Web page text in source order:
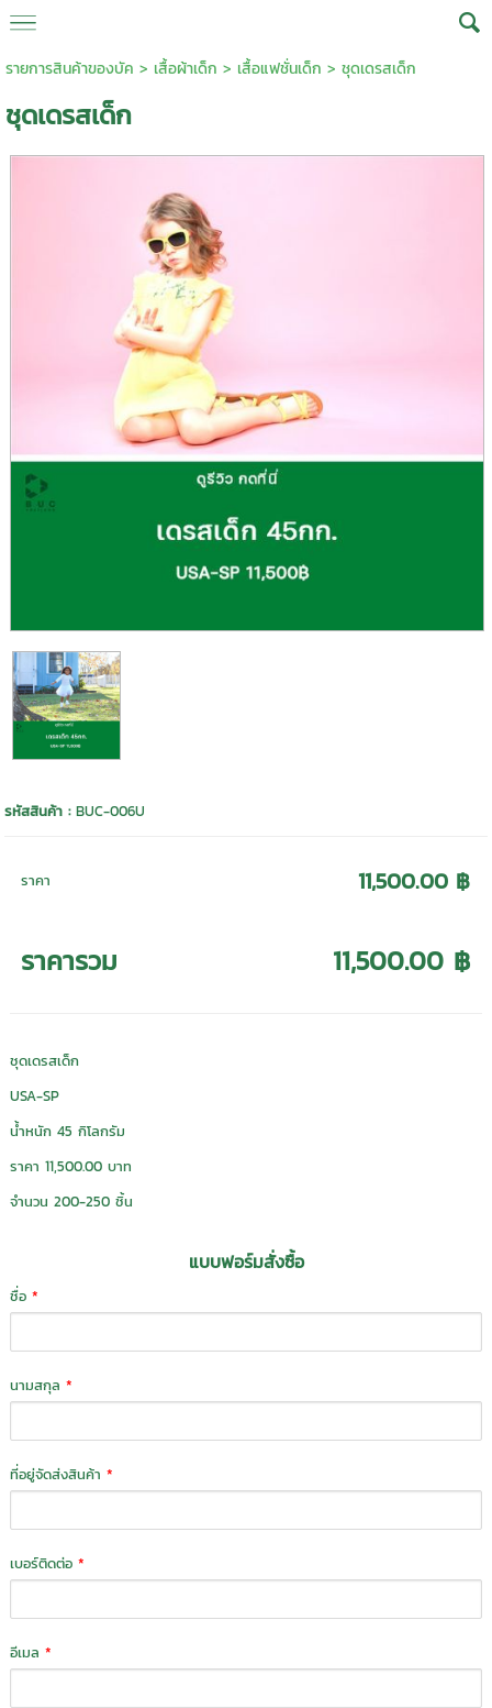
รายการสินค้าของบัค > เสื้อผ้าเด็ก > เสื้อแฟชั่นเด็ก > ชุดเดรสเด็ก
ชุดเดรสเด็ก
รหัสสินค้า :BUC-006U
ราคา 11,500.00 ฿
ราคารวม 11,500.00 ฿
ชุดเดรสเด็ก
USA-SP
น้ำหนัก 45 กิโลกรัม
ราคา 11,500.00 บาท
จำนวน 200-250 ชิ้น
แบบฟอร์มสั่งซื้อ
ชื่อ*
นามสกุล*
ที่อยู่จัดส่งสินค้า*
เบอร์ติดต่อ*
อีเมล*